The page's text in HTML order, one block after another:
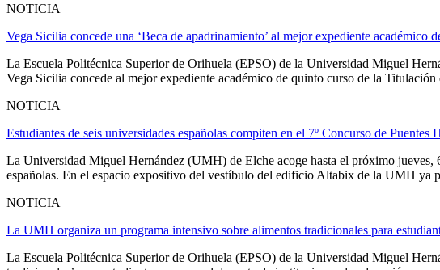
NOTICIA
Vega Sicilia concede una ‘Beca de apadrinamiento’ al mejor expediente académico
La Escuela Politécnica Superior de Orihuela (EPSO) de la Universidad Miguel
Vega Sicilia concede al mejor expediente académico de quinto curso de la
NOTICIA
Estudiantes de seis universidades españolas compiten en el 7º Concurso de
La Universidad Miguel Hernández (UMH) de Elche acoge hasta el próximo jueves,
españolas. En el espacio expositivo del vestíbulo del edificio Altabix de la UMH ya
NOTICIA
La UMH organiza un programa intensivo sobre alimentos tradicionales para
La Escuela Politécnica Superior de Orihuela (EPSO) de la Universidad Miguel